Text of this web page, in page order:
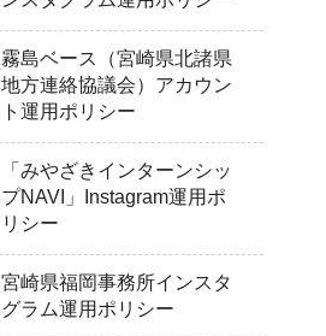
霧島ベース（宮崎県北諸県
地方連絡協議会）アカウン
ト運用ポリシー
「みやざきインターンシッ
プNAVI」Instagram運用ポ
リシー
宮崎県福岡事務所インスタ
グラム運用ポリシー